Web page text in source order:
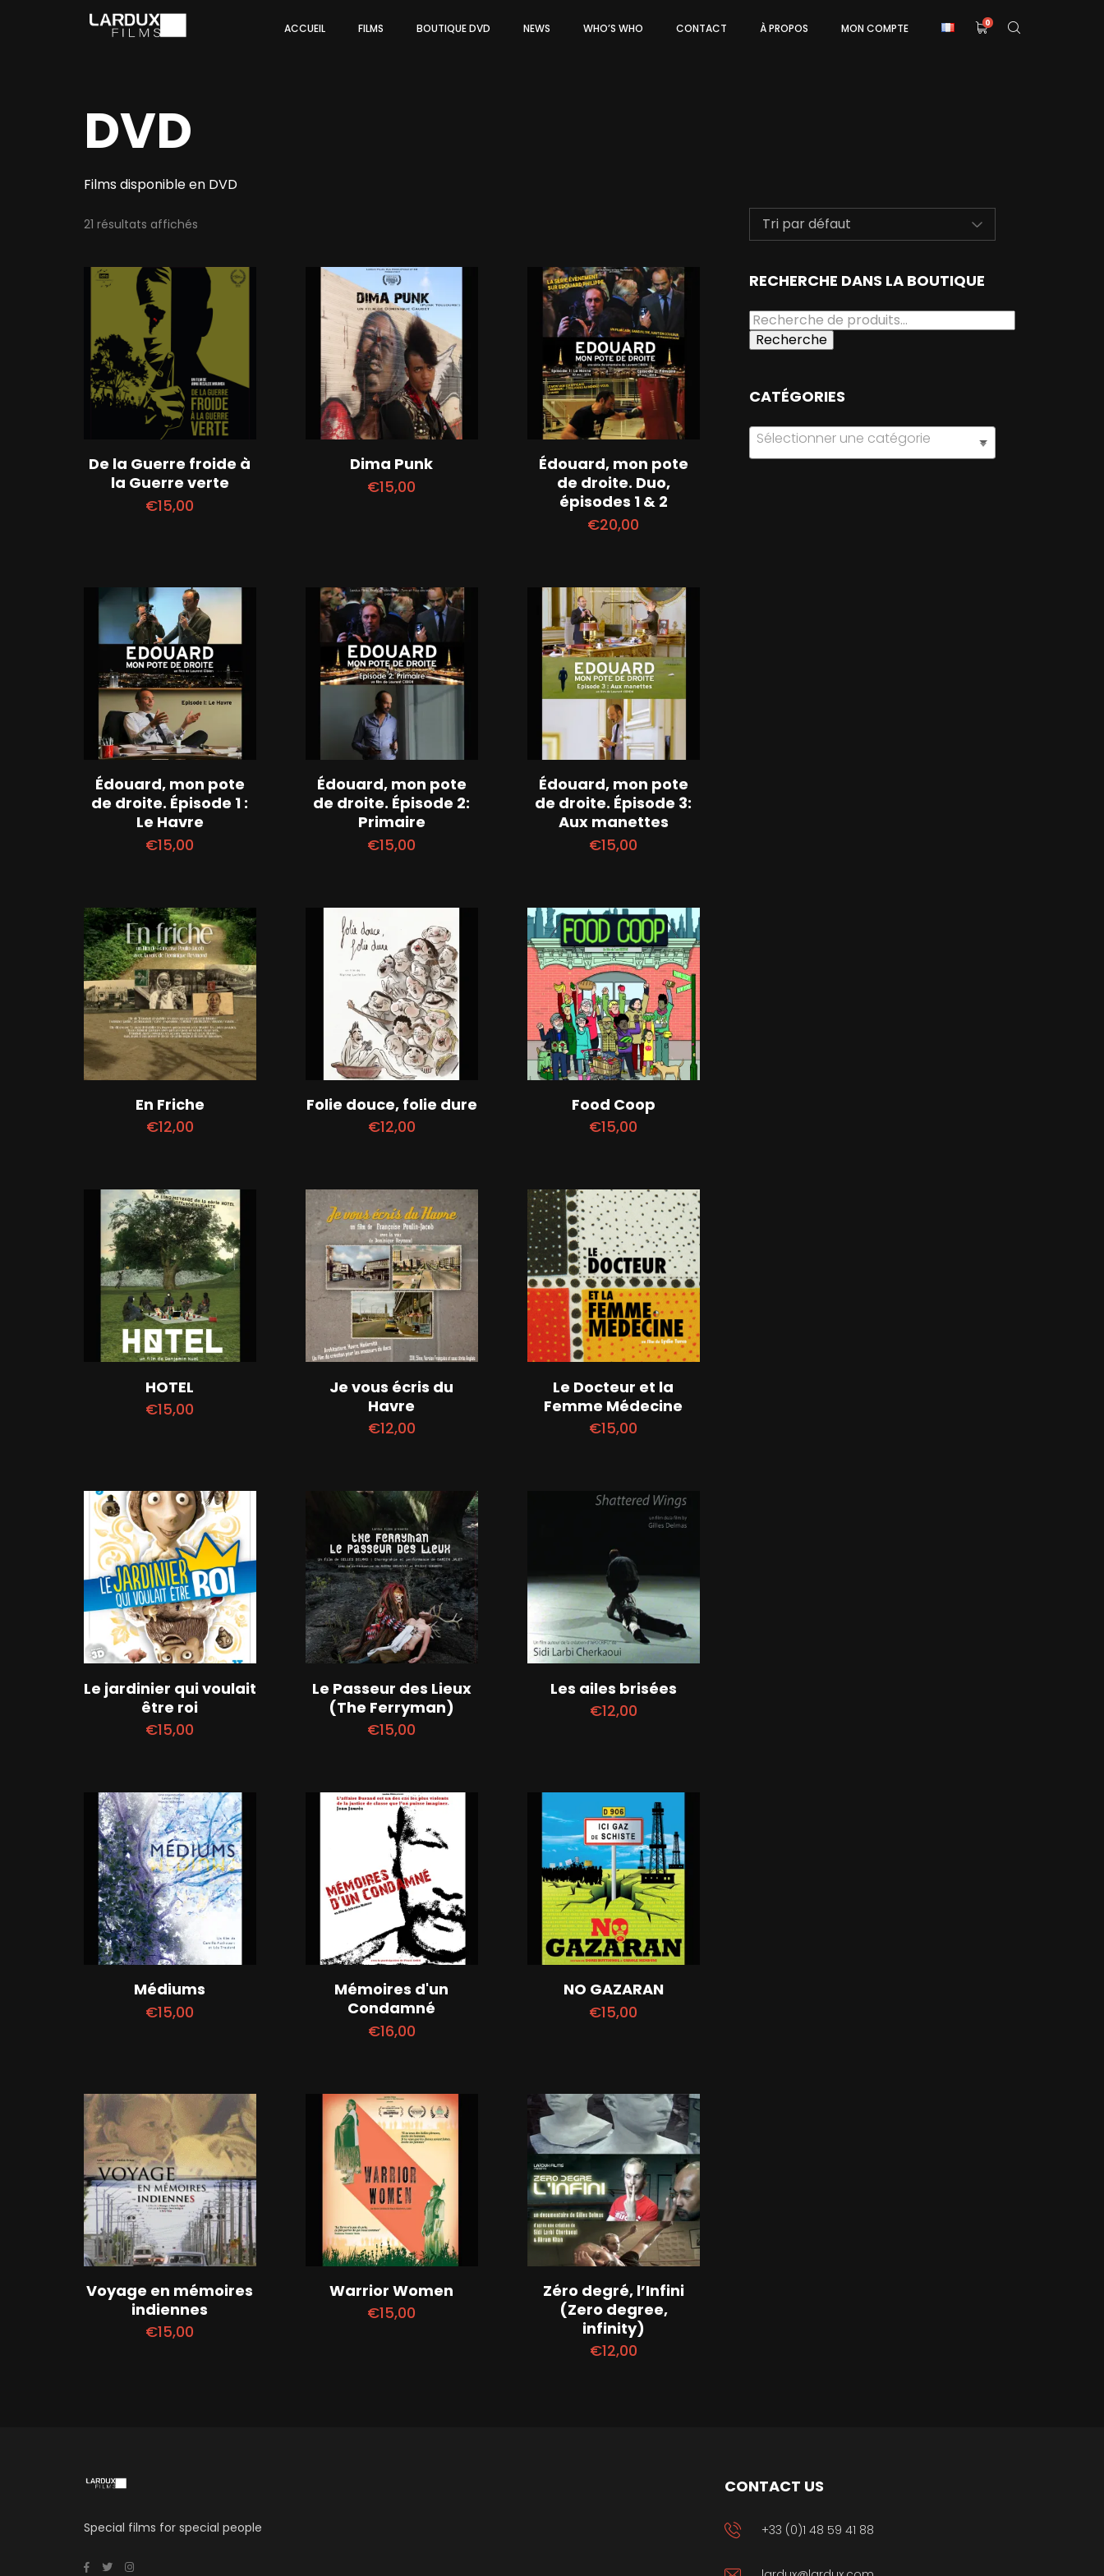
ACCUEIL FILMS BOUTIQUE DVD NEWS WHO’S WHO CONTACT À PROPOS MON COMPTE 0
DVD
Films disponible en DVD
21 résultats affichés
De la Guerre froide à
la Guerre verte
€15,00
Dima Punk
€15,00
Édouard, mon pote
de droite. Duo,
épisodes 1 & 2
€20,00
Édouard, mon pote
de droite. Épisode 1 :
Le Havre
€15,00
Édouard, mon pote
de droite. Épisode 2:
Primaire
€15,00
Édouard, mon pote
de droite. Épisode 3:
Aux manettes
€15,00
En Friche
€12,00
Folie douce, folie dure
€12,00
Food Coop
€15,00
HOTEL
€15,00
Je vous écris du
Havre
€12,00
Le Docteur et la
Femme Médecine
€15,00
Le jardinier qui voulait
être roi
€15,00
Le Passeur des Lieux
(The Ferryman)
€15,00
Les ailes brisées
€12,00
Médiums
€15,00
Mémoires d'un
Condamné
€16,00
NO GAZARAN
€15,00
Voyage en mémoires
indiennes
€15,00
Warrior Women
€15,00
Zéro degré, l’Infini
(Zero degree,
infinity)
€12,00
RECHERCHE DANS LA BOUTIQUE
Recherche
CATÉGORIES
Sélectionner une catégorie
Special films for special people
CONTACT US
+33 (0)1 48 59 41 88